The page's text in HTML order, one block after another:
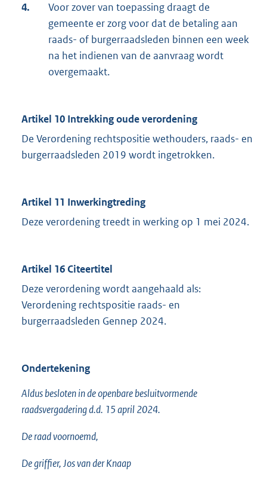
4.
Voor zover van toepassing draagt de
gemeente er zorg voor dat de betaling aan
raads- of burgerraadsleden binnen een week
na het indienen van de aanvraag wordt
overgemaakt.
Artikel 10 Intrekking oude verordening
De Verordening rechtspositie wethouders, raads- en
burgerraadsleden 2019 wordt ingetrokken.
Artikel 11 Inwerkingtreding
Deze verordening treedt in werking op 1 mei 2024.
Artikel 16 Citeertitel
Deze verordening wordt aangehaald als:
Verordening rechtspositie raads- en
burgerraadsleden Gennep 2024.
Ondertekening
Aldus besloten in de openbare besluitvormende
raadsvergadering d.d. 15 april 2024.
De raad voornoemd,
De griffier, Jos van der Knaap